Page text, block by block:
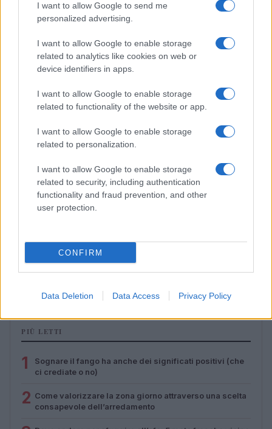
I want to allow Google to send me
personalized advertising.
I want to allow Google to enable storage
related to analytics like cookies on web or
device identifiers in apps.
I want to allow Google to enable storage
related to functionality of the website or app.
I want to allow Google to enable storage
related to personalization.
I want to allow Google to enable storage
related to security, including authentication
functionality and fraud prevention, and other
user protection.
CONFIRM
Data Deletion Data Access Privacy Policy
consigli e ispirazioni
Camilla Fiore · 6 Ago 2026
Scopri Vulcano, l’isola delle Eolie con spiagge nere e
PIÙ LETTI
1
Sognare il fango ha anche dei significati positivi (che
ci crediate o no)
2 Come valorizzare la zona giorno attraverso una scelta
consapevole dell’arredamento